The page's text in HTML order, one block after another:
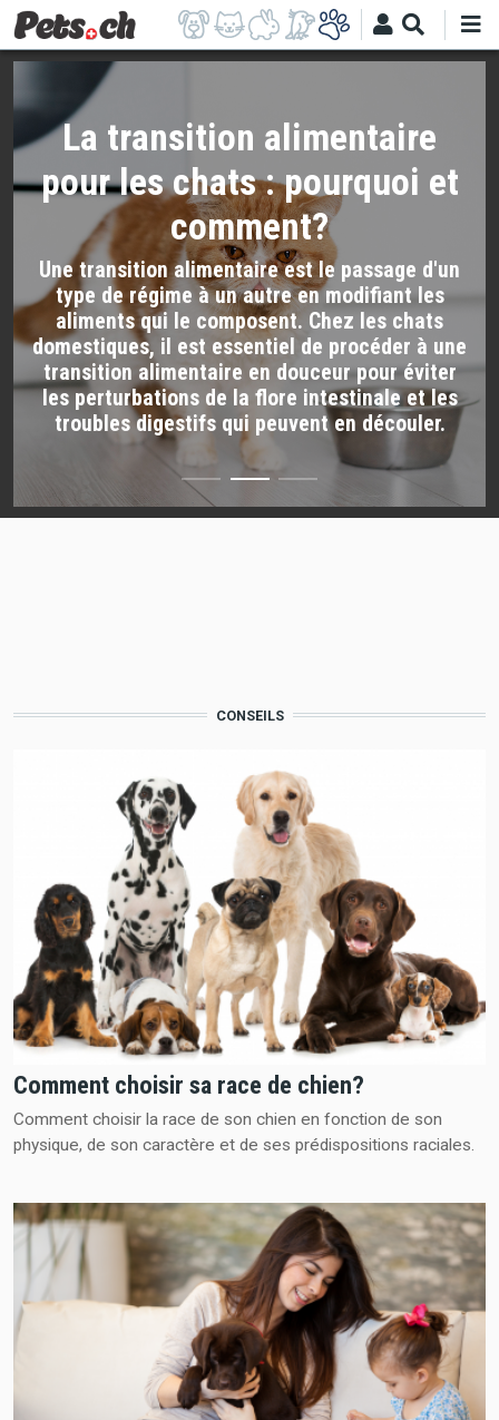
Aller
au
contenu
La transition alimentaire
pour les chats : pourquoi et
comment?
Une transition alimentaire est le passage d'un
type de régime à un autre en modifiant les
aliments qui le composent. Chez les chats
domestiques, il est essentiel de procéder à une
transition alimentaire en douceur pour éviter
les perturbations de la flore intestinale et les
troubles digestifs qui peuvent en découler.
CONSEILS
Comment choisir sa race de chien?
Comment choisir la race de son chien en fonction de son
physique, de son caractère et de ses prédispositions raciales.